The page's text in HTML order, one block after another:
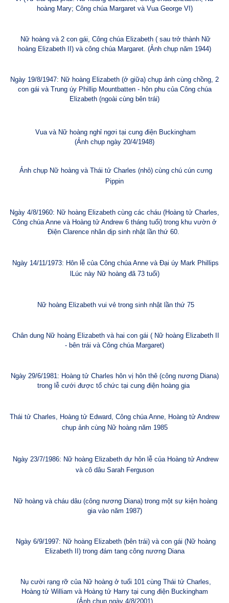
hoàng Mary; Công chúa Margaret và Vua George VI)
Nữ hoàng và 2 con gái, Công chúa Elizabeth ( sau trở thành Nữ
hoàng Elizabeth II) và công chúa Margaret. (Ảnh chụp năm 1944)
Ngày 19/8/1947: Nữ hoàng Elizabeth (ở giữa) chụp ảnh cùng chồng, 2
con gái và Trung úy Phillip Mountbatten - hôn phu của Công chúa
Elizabeth (ngoài cùng bên trái)
Vua và Nữ hoàng nghỉ ngơi tại cung điện Buckingham
(Ảnh chụp ngày 20/4/1948)
Ảnh chụp Nữ hoàng và Thái tử Charles (nhỏ) cùng chú cún cưng
Pippin
Ngày 4/8/1960: Nữ hoàng Elizabeth cùng các cháu (Hoàng tử Charles,
Công chúa Anne và Hoàng tử Andrew 6 tháng tuổi) trong khu vườn ở
Điện Clarence nhân dịp sinh nhật lần thứ 60.
Ngày 14/11/1973: Hôn lễ của Công chúa Anne và Đại úy Mark Phillips
lLúc này Nữ hoàng đã 73 tuổi)
Nữ hoàng Elizabeth vui vẻ trong sinh nhật lần thứ 75
Chân dung Nữ hoàng Elizabeth và hai con gái ( Nữ hoàng Elizabeth II
- bên trái và Công chúa Margaret)
Ngày 29/6/1981: Hoàng tử Charles hôn vị hôn thê (công nương Diana)
trong lễ cưới được tổ chức tại cung điện hoàng gia
Thái tử Charles, Hoàng tử Edward, Công chúa Anne, Hoàng tử Andrew
chụp ảnh cùng Nữ hoàng năm 1985
Ngày 23/7/1986: Nữ hoàng Elizabeth dự hôn lễ của Hoàng tử Andrew
và cô dâu Sarah Ferguson
Nữ hoàng và cháu dâu (công nương Diana) trong một sự kiện hoàng
gia vào năm 1987)
Ngày 6/9/1997: Nữ hoàng Elizabeth (bên trái) và con gái (Nữ hoàng
Elizabeth II) trong đám tang công nương Diana
Nụ cười rạng rỡ của Nữ hoàng ở tuổi 101 cùng Thái tử Charles,
Hoàng tử William và Hoàng tử Harry tại cung điện Buckingham
(Ảnh chụp ngày 4/8/2001)